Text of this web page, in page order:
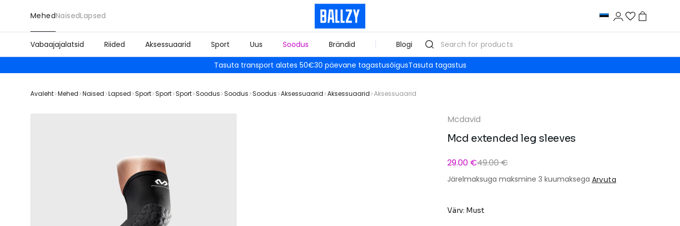
MehedNaisedLapsed
Vabaajajalatsid Riided Aksessuaarid Sport Uus Soodus Brändid Blogi
Tasuta transport alates 50€30 päevane tagastusõigusTasuta tagastus
Avaleht Mehed Naised Lapsed Sport Sport Sport Soodus Soodus Soodus Aksessuaarid Aksessuaarid Aksessuaarid
Mcdavid
Mcd extended leg sleeves
29.00 €49.00 €
Järelmaksuga maksmine 3 kuumaksega Arvuta
Värv: Must